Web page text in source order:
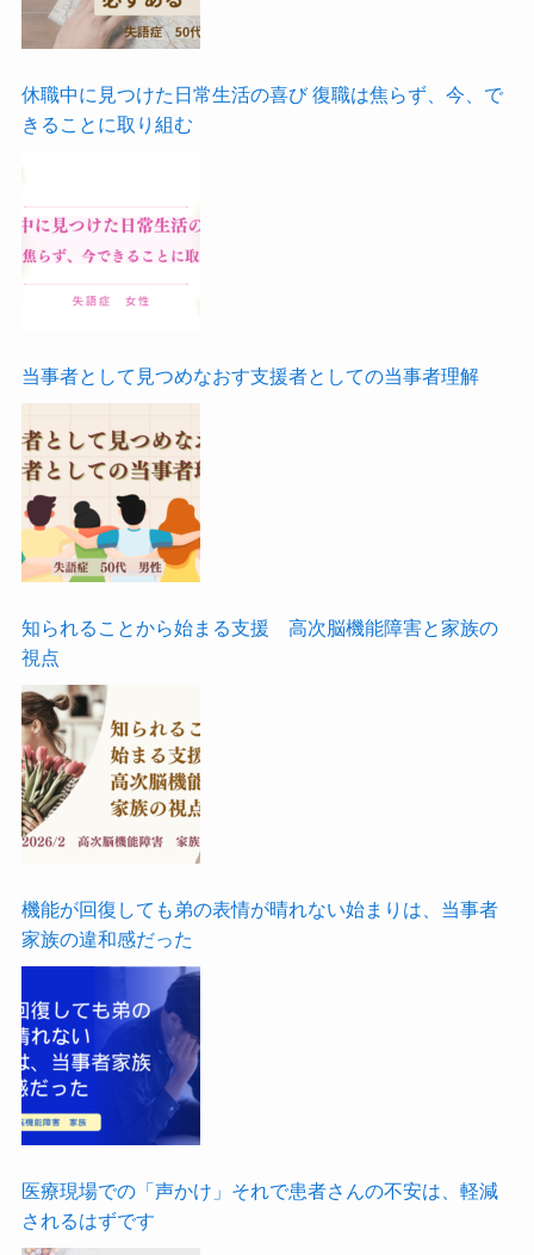
休職中に見つけた日常生活の喜び 復職は焦らず、今、で
きることに取り組む
当事者として見つめなおす支援者としての当事者理解
知られることから始まる支援 高次脳機能障害と家族の
視点
機能が回復しても弟の表情が晴れない始まりは、当事者
家族の違和感だった
医療現場での「声かけ」それで患者さんの不安は、軽減
されるはずです